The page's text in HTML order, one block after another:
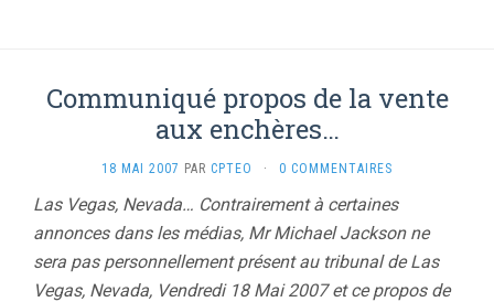
Communiqué propos de la vente
aux enchères…
18 MAI 2007 PAR CPTEO · 0 COMMENTAIRES
Las Vegas, Nevada… Contrairement à certaines
annonces dans les médias, Mr Michael Jackson ne
sera pas personnellement présent au tribunal de Las
Vegas, Nevada, Vendredi 18 Mai 2007 et ce propos de